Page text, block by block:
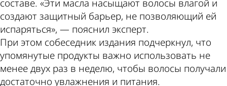
составе. «Эти масла насыщают волосы влагой и
создают защитный барьер, не позволяющий ей
испаряться», — пояснил эксперт.
При этом собеседник издания подчеркнул, что
упомянутые продукты важно использовать не
менее двух раз в неделю, чтобы волосы получали
достаточно увлажнения и питания.